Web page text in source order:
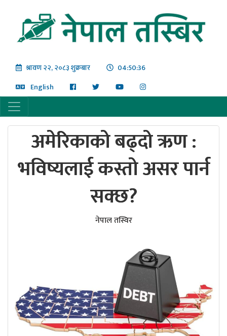
श्रावण २२, २०८३ शुक्रबार
04:50:36
English
अमेरिकाको बढ्दो ऋण :
भविष्यलाई कस्तो असर पार्न
सक्छ?
नेपाल तस्विर